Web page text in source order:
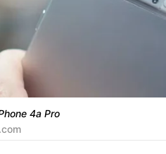
4a Pro